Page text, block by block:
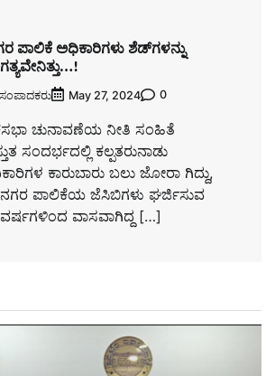
ಪಾಲಿಕೆ ಅಧಿಕಾರಿಗಳು ಶೆಡ್‌ಗಳನ್ನು
May 27, 2024 0
ಚುನಾವಣೆಯ ನೀತಿ ಸಂಹಿತೆ
ಸಂದರ್ಭದಲ್ಲಿ ಕಲ್ಪತರುನಾಡು
ಕಾರುಬಾರು ಬಲು ಜೋರಾ ಗಿದ್ದು,
ಪಾಲಿಕೆಯ ಜೆಸಿಬಿಗಳು ಘರ್ಜಿಸುವ
ವಾಸವಾಗಿದ್ದ […]